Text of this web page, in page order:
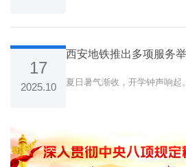
17
2025.10
西安地铁推出多项服务
夏日暑气渐收，开学钟声响起